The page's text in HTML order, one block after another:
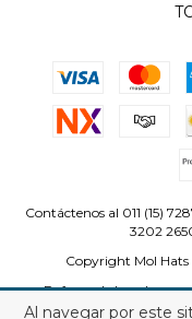
Al navegar por este
Contáctenos al 011 (15)
3202
Copyright Mol Hats
Defensa de las y los